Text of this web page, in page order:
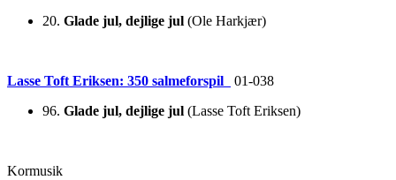
20. Glade jul, dejlige jul (Ole Harkjær)
Lasse Toft Eriksen: 350 salmeforspil
01-038
96. Glade jul, dejlige jul (Lasse Toft Eriksen)
Kormusik